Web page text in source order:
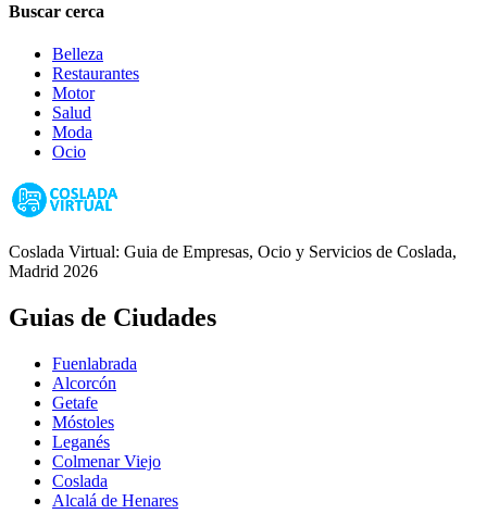
Buscar cerca
Belleza
Restaurantes
Motor
Salud
Moda
Ocio
Coslada Virtual: Guia de Empresas, Ocio y Servicios de Coslada,
Madrid 2026
Guias de Ciudades
Fuenlabrada
Alcorcón
Getafe
Móstoles
Leganés
Colmenar Viejo
Coslada
Alcalá de Henares